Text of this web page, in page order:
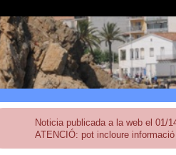
Noticia publicada a la web el 01/
ATENCIÓ: pot incloure